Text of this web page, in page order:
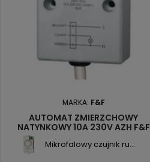
MARKA: F&F
AUTOMAT ZMIERZCHOWY
NATYNKOWY 10A 230V AZH F&F
Mikrofalowy czujnik ru...